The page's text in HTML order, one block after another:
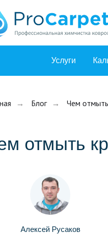
Услуги
→ Блог → Чем
отмыть
Алексей Русаков